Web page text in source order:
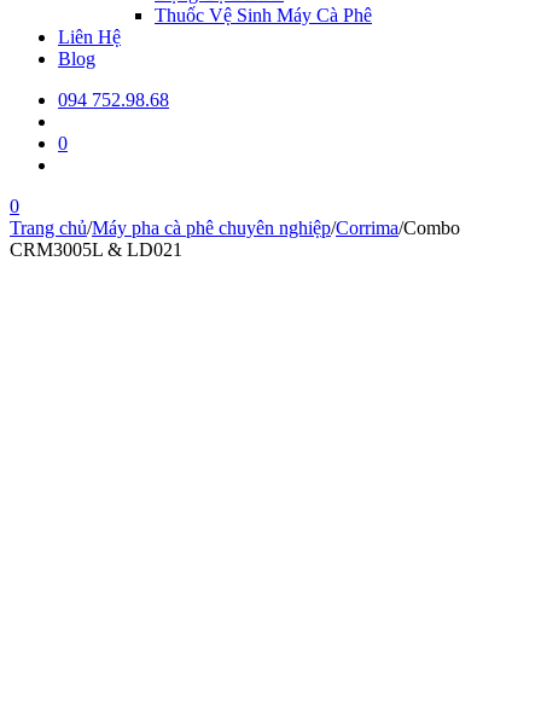
Thuốc Vệ Sinh Máy Cà Phê
Liên Hệ
Blog
094 752.98.68
0
0
Trang chủ/Máy pha cà phê chuyên nghiệp/Corrima/Combo
CRM3005L & LD021